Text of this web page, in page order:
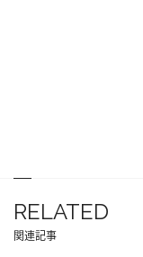
RELATED
関連記事